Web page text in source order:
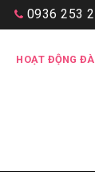
0936 253
HOẠT ĐỘNG